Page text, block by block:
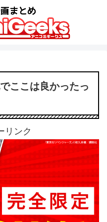
ここは良かったっ
リンク